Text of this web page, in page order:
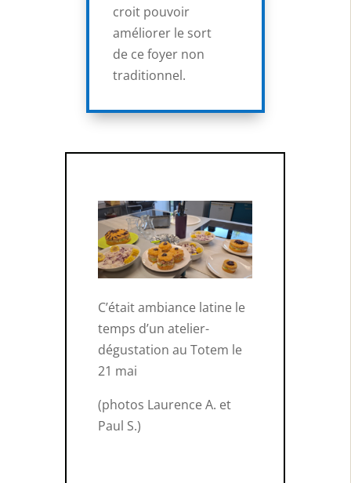
croit pouvoir
améliorer le sort
de ce foyer non
traditionnel.
C’était ambiance latine le
temps d’un atelier-
dégustation au Totem le
21 mai
(photos Laurence A. et
Paul S.)